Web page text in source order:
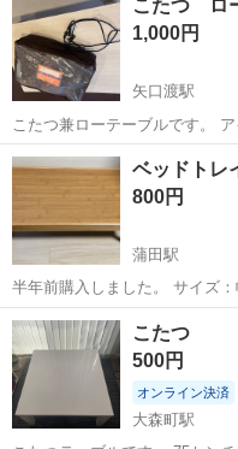
こたつ ロ
1,000円
矢口渡駅
こたつ兼ローテーブルです。
願いします。
東京 大田区 矢口渡駅
ベッドト
800円
蒲田駅
半年前購入しました。 サイズ：幅30cm、長さ50cm、高さ4cm(20cm)
中古品のためサイズや状態な
使用による多少の痕跡がありま
す。気にならない...
東京 大田区 蒲田駅
こたつ
500円
オンライン決済
大森町駅